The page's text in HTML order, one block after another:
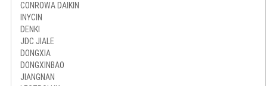
CONROWA DAIKIN
INYCIN
DENKI
JDC JIALE
DONGXIA
DONGXINBAO
JIANGNAN